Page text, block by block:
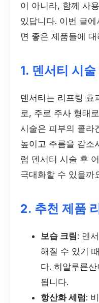
이 아니라, 함께 사
있답니다. 이번 글
면 좋은 제품들에
1. 덴서티 시술
덴서티는 리프팅 효
로, 주로 주사 형태
시술은 피부의 콜라
높이고 주름을 감소
럼 덴서티 시술 후
극대화할 수 있을까
2. 추천 제품
보습 크림: 덴
해질 수 있기
다. 히알루론
됩니다.
항산화 세럼: